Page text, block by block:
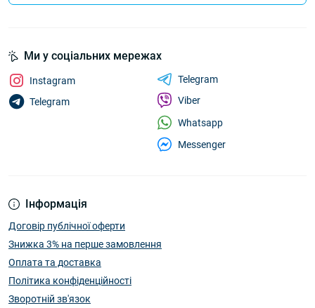
Інформація
Договір публічної оферти
Знижка 3% на перше замовлення
Оплата та доставка
Політика конфіденційності
Зворотній зв'язок
Ми у соціальних мережах
Instagram
Telegram
Telegram
Viber
Whatsapp
Messenger